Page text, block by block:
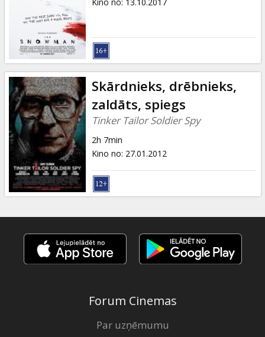
kartes
Uzkodas
B2B
Kino
Klubs
Skārdnieks, drēbnieks,
zaldāts, spiegs
Tinker Tailor Soldier Spy
2h 7min
Kino no: 27.01.2012
Forum Cinemas
Par uzņēmumu